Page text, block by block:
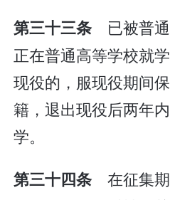
第三十三条 已被普
正在普通高等学校就
现役的，服现役期间
籍，退出现役后两年
学。
第三十四条 在征集